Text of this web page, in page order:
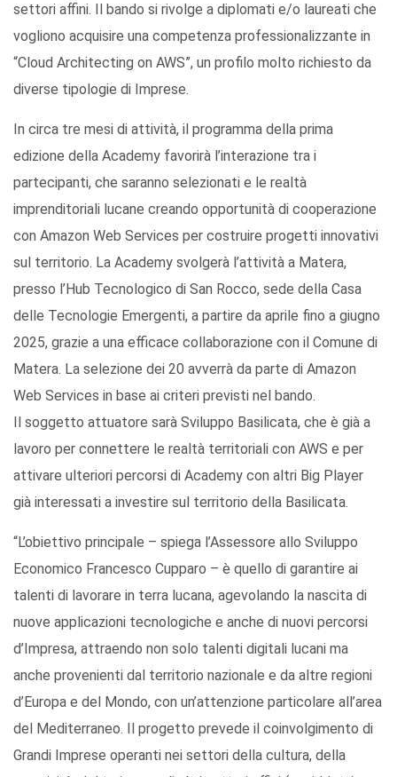
settori affini. Il bando si rivolge a diplomati e/o laureati che
vogliono acquisire una competenza professionalizzante in
“Cloud Architecting on AWS”, un profilo molto richiesto da
diverse tipologie di Imprese.
In circa tre mesi di attività, il programma della prima
edizione della Academy favorirà l’interazione tra i
partecipanti, che saranno selezionati e le realtà
imprenditoriali lucane creando opportunità di cooperazione
con Amazon Web Services per costruire progetti innovativi
sul territorio. La Academy svolgerà l’attività a Matera,
presso l’Hub Tecnologico di San Rocco, sede della Casa
delle Tecnologie Emergenti, a partire da aprile fino a giugno
2025, grazie a una efficace collaborazione con il Comune di
Matera. La selezione dei 20 avverrà da parte di Amazon
Web Services in base ai criteri previsti nel bando.
Il soggetto attuatore sarà Sviluppo Basilicata, che è già a
lavoro per connettere le realtà territoriali con AWS e per
attivare ulteriori percorsi di Academy con altri Big Player
già interessati a investire sul territorio della Basilicata.
“L’obiettivo principale – spiega l’Assessore allo Sviluppo
Economico Francesco Cupparo – è quello di garantire ai
talenti di lavorare in terra lucana, agevolando la nascita di
nuove applicazioni tecnologiche e anche di nuovi percorsi
d’Impresa, attraendo non solo talenti digitali lucani ma
anche provenienti dal territorio nazionale e da altre regioni
d’Europa e del Mondo, con un’attenzione particolare all’area
del Mediterraneo. Il progetto prevede il coinvolgimento di
Grandi Imprese operanti nei settori della cultura, della